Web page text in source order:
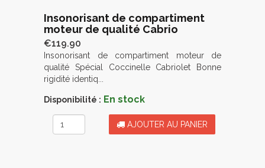
Insonorisant de compartiment
moteur de qualité Cabrio
€119.90
Insonorisant de compartiment moteur de
qualité Spécial Coccinelle Cabriolet Bonne
rigidité identiq...
Disponibilité : En stock
AJOUTER AU PANIER